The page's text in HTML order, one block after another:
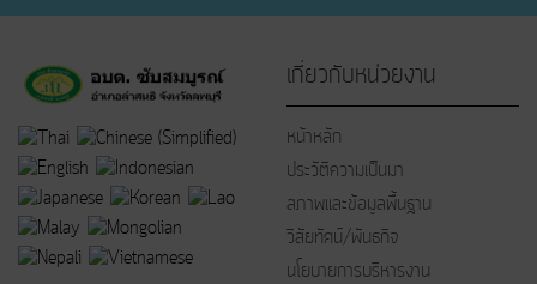
เกี่ยวกับหน่วยงาน
หน้าหลัก
ประวัติความเป็นมา
สภาพและข้อมูลพื้นฐาน
วิสัยทัศน์/พันธกิจ
นโยบายการบริหารงาน